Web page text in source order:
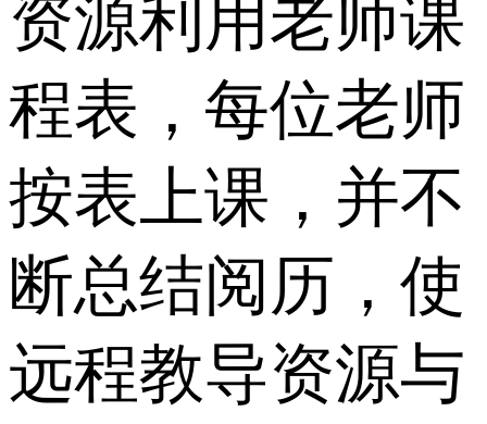
资源利用老师课
程表，每位老师
按表上课，并不
断总结阅历，使
远程教导资源与